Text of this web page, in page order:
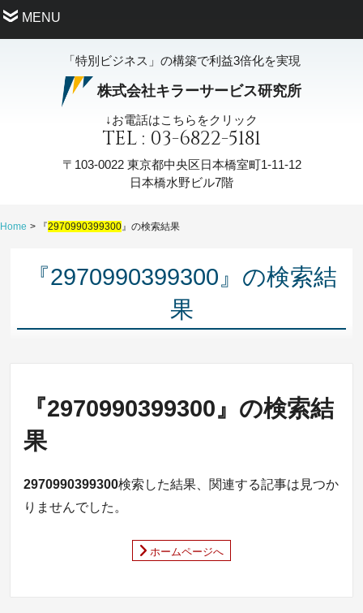
MENU
「特別ビジネス」の構築で利益3倍化を実現
株式会社キラーサービス研究所
↓お電話はこちらをクリック
TEL : 03-6822-5181
〒103-0022東京都中央区日本橋室町1-11-12
日本橋水野ビル7階
Home 『2970990399300』の検索結果
『2970990399300』の検索結
果
『2970990399300』の検索結
果
2970990399300検索した結果、関連する記事は見つか
りませんでした。
ホームページへ